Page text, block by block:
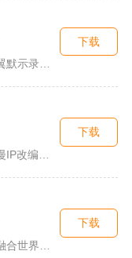
苍翼之刃依托经典苍翼默示录IP打造横版指尖格斗手游，完整收录...
下载
下载
下载